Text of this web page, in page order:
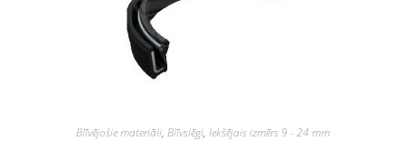
Blīvējošie materiāli, Blīvslēgi, Iekšējais izmērs 9 - 24 mm